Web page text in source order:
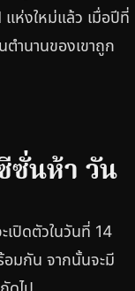
แห่งใหม่แล้ว เมื่อปีที่
ำนานของเขาถูก
ซั่นห้า วัน
เปิดตัวในวันที่ 14
มกัน จากนั้นจะมี